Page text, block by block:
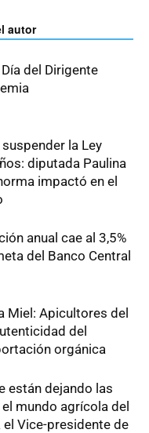
autor
del Dirigente
la Ley
diputada Paulina
impactó en el
anual cae al 3,5%
del Banco Central
Miel: Apicultores del
del
orgánica
están dejando las
mundo agrícola del
Vice-presidente de